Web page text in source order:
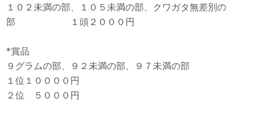
１０２未満の部、１０５未満の部、クワガタ無差別の
部 １頭２０００円
*賞品
９グラムの部、９２未満の部、９７未満の部
１位１００００円
２位 ５０００円